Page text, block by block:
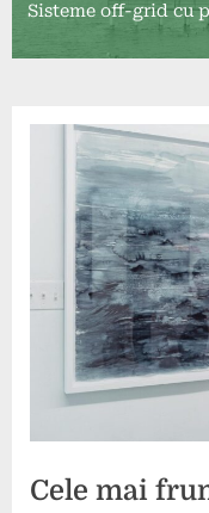
Sisteme off-grid cu
Cele mai